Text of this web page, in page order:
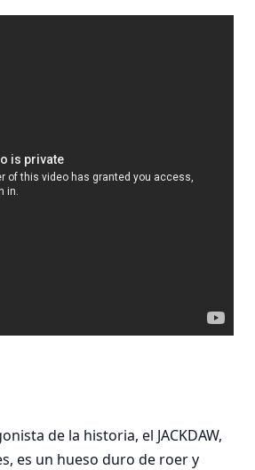
de la historia, el JACKDAW,
es un hueso duro de roer y